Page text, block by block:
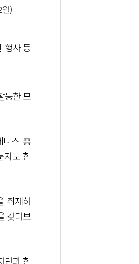
)
행사 등
동한 모
니스 홍
자로 함
취재하
갖다보
단과 함